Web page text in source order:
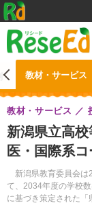
教材・サービス
新潟県立高
医・国際系
新潟県教育委員会は
て、2034年度の学校
に基づき策定された
教材・サービス